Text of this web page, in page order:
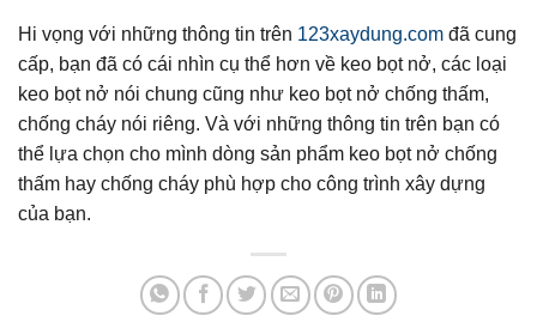
Hi vọng với những thông tin trên 123xaydung.com đã cung
cấp, bạn đã có cái nhìn cụ thể hơn về keo bọt nở, các loại
keo bọt nở nói chung cũng như keo bọt nở chống thấm,
chống cháy nói riêng. Và với những thông tin trên bạn có
thể lựa chọn cho mình dòng sản phẩm keo bọt nở chống
thấm hay chống cháy phù hợp cho công trình xây dựng
của bạn.